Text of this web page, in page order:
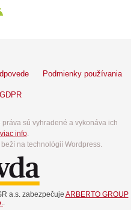
Podmienky používania
GDPR
sú vyhradené a vykonáva ich
viac info.
na technológií Wordpress.
a.s. zabezpečuje ARBERTO GROUP
.